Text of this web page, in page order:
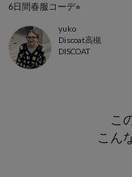
6日間春服コーデ⭐︎
yuko
Discoat高槻
DISCOAT
こ
こん